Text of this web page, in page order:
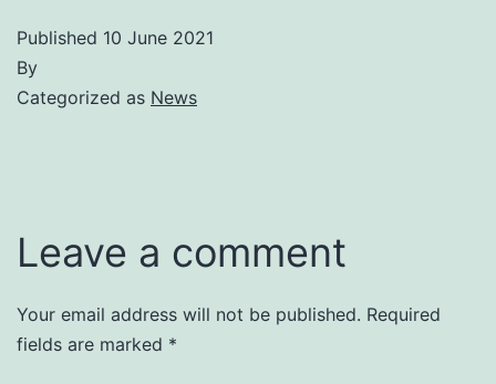
Published 10 June 2021
By
Categorized as News
Leave a comment
Your email address will not be published. Required
fields are marked *